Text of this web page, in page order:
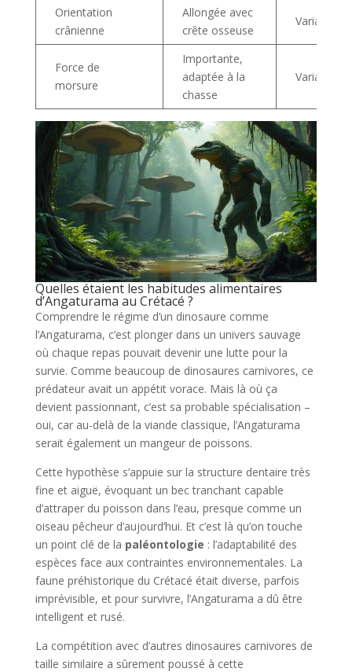
Orientation
crânienne
Allongée avec
crête osseuse
Variable
Force de
morsure
Importante,
adaptée à la
chasse
Variable
Quelles étaient les habitudes alimentaires
d’Angaturama au Crétacé ?
Comprendre le régime d’un dinosaure comme
l’Angaturama, c’est plonger dans un univers sauvage
où chaque repas pouvait devenir une lutte pour la
survie. Comme beaucoup de dinosaures carnivores, ce
prédateur avait un appétit vorace. Mais là où ça
devient passionnant, c’est sa probable spécialisation –
oui, car au-delà de la viande classique, l’Angaturama
serait également un mangeur de poissons.
Cette hypothèse s’appuie sur la structure dentaire très
fine et aiguë, évoquant un bec tranchant capable
d’attraper du poisson dans l’eau, presque comme un
oiseau pêcheur d’aujourd’hui. Et c’est là qu’on touche
un point clé de la paléontologie : l’adaptabilité des
espèces face aux contraintes environnementales. La
faune préhistorique du Crétacé était diverse, parfois
imprévisible, et pour survivre, l’Angaturama a dû être
intelligent et rusé.
La compétition avec d’autres dinosaures carnivores de
taille similaire a sûrement poussé à cette